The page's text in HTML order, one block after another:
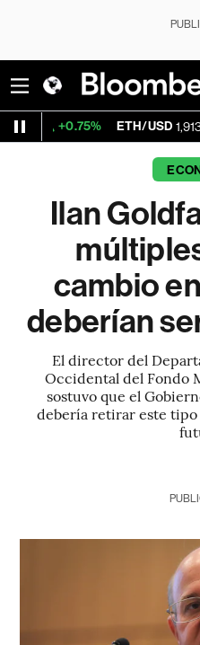
ETH/USD 1,913.73
Ilan
cambio
deberían
El director del
Occidental del Fondo
sostuvo que el
debería retirar este tipo